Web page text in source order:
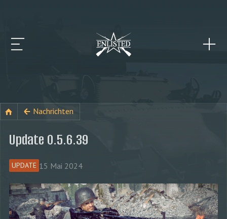
Nachrichten
Update 0.5.6.39
UPDATE 15 Mai 2024